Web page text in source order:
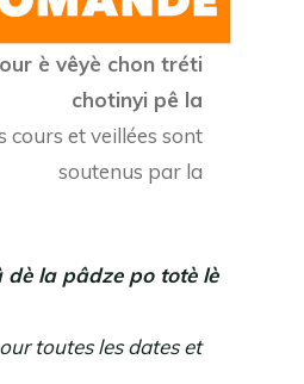
è vêyè chon tréti
chotinyi pê la
cours et veillées sont
soutenus par la
dè la pâdze po totè lè
toutes les dates et